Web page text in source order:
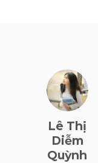
Lê Thị
Diễm
Quỳnh